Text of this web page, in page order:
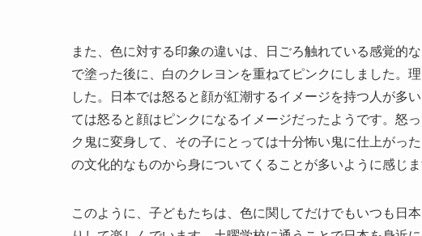
また、色に対する印象の違いは、日ごろ触れている感覚的
で塗った後に、白のクレヨンを重ねてピンクにしました。
した。日本では怒ると顔が紅潮するイメージを持つ人が多
ては怒ると顔はピンクになるイメージだったようです。怒
ク鬼に変身して、その子にとっては十分怖い鬼に仕上がっ
の文化的なものから身についてくることが多いように感じま
このように、子どもたちは、色に関してだけでもいつも日